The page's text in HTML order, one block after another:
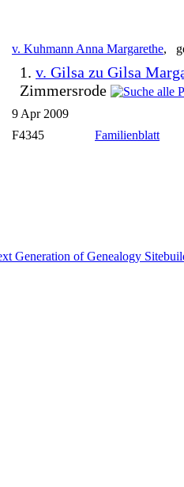
v. Kuhmann Anna Margarethe,
1. v. Gilsa zu Gilsa
Zimmersrode
9 Apr 2009
F4345 Familienblatt
Generation of Genealogy